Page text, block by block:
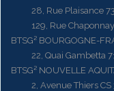
28, Rue Plaisance
129, Rue Chaponnay
BTSG² BOURGOGNE-
22, Quai Gambetta
BTSG² NOUVELLE
2, Avenue Thiers CS